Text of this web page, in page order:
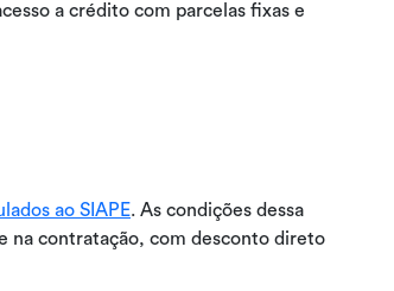
a crédito com parcelas fixas e
ao SIAPE. As condições dessa
na contratação, com desconto direto